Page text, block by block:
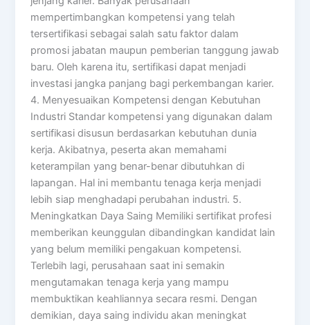
mempertimbangkan kompetensi yang telah
tersertifikasi sebagai salah satu faktor dalam
promosi jabatan maupun pemberian tanggung jawab
baru. Oleh karena itu, sertifikasi dapat menjadi
investasi jangka panjang bagi perkembangan karier.
4. Menyesuaikan Kompetensi dengan Kebutuhan
Industri Standar kompetensi yang digunakan dalam
sertifikasi disusun berdasarkan kebutuhan dunia
kerja. Akibatnya, peserta akan memahami
keterampilan yang benar-benar dibutuhkan di
lapangan. Hal ini membantu tenaga kerja menjadi
lebih siap menghadapi perubahan industri. 5.
Meningkatkan Daya Saing Memiliki sertifikat profesi
memberikan keunggulan dibandingkan kandidat lain
yang belum memiliki pengakuan kompetensi.
Terlebih lagi, perusahaan saat ini semakin
mengutamakan tenaga kerja yang mampu
membuktikan keahliannya secara resmi. Dengan
demikian, daya saing individu akan meningkat